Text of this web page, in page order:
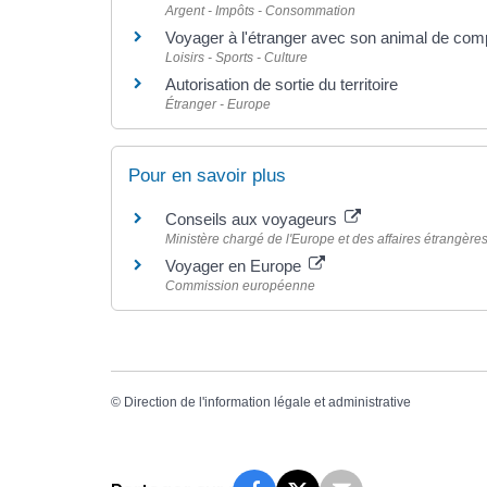
Argent - Impôts - Consommation
Voyager à l'étranger avec son animal de
Loisirs - Sports - Culture
Autorisation de sortie du territoire
Étranger - Europe
Pour en savoir plus
Conseils aux voyageurs
Ministère chargé de l'Europe et des affaires étrangères
Voyager en Europe
Commission européenne
© Direction de l'information légale et administrative